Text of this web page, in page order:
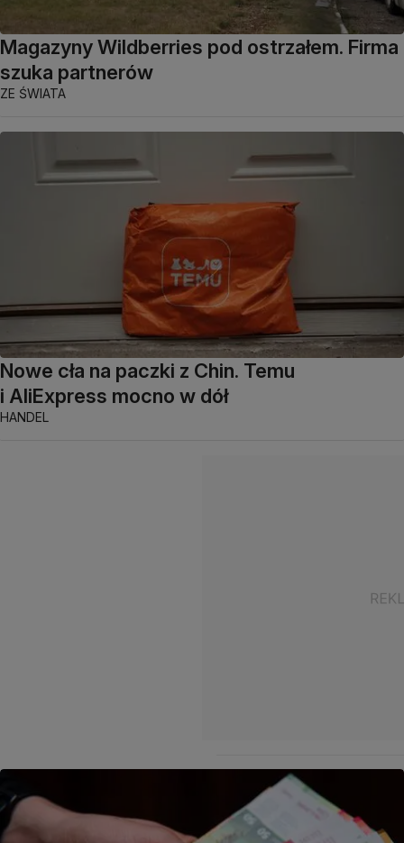
Magazyny Wildberries pod ostrzałem. Firma
szuka partnerów
ZE ŚWIATA
Nowe cła na paczki z Chin. Temu
i AliExpress mocno w dół
HANDEL